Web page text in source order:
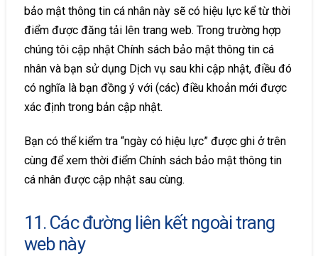
bảo mật thông tin cá nhân này sẽ có hiệu lực kể từ thời
điểm được đăng tải lên trang web. Trong trường hợp
chúng tôi cập nhật Chính sách bảo mật thông tin cá
nhân và bạn sử dụng Dịch vụ sau khi cập nhật, điều đó
có nghĩa là bạn đồng ý với (các) điều khoản mới được
xác định trong bản cập nhật.
Bạn có thể kiểm tra “ngày có hiệu lực” được ghi ở trên
cùng để xem thời điểm Chính sách bảo mật thông tin
cá nhân được cập nhật sau cùng.
11. Các đường liên kết ngoài trang
web này